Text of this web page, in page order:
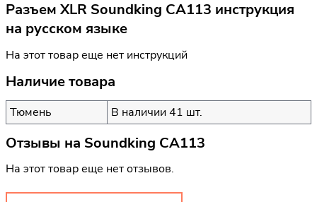
Разъем XLR Soundking CA113 инструкция
на русском языке
На этот товар еще нет инструкций
Наличие товара
Тюмень В наличии 41 шт.
Отзывы на Soundking CA113
На этот товар еще нет отзывов.